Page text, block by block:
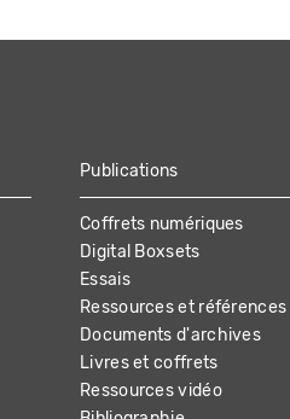
Publications
Coffrets numériques
Digital Boxsets
Essais
Ressources et références
Documents d'archives
Livres et coffrets
Ressources vidéo